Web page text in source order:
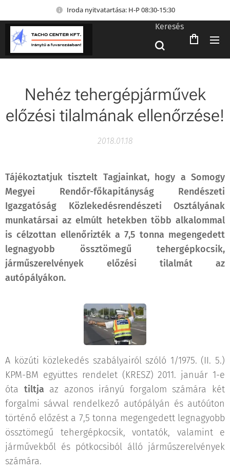
Iroda nyitvatartása: H-P 08:30-15:30
Keresés
Nehéz tehergépjárművek
előzési tilalmának ellenőrzése!
2018.01.18
Tájékoztatjuk tisztelt Tagjainkat, hogy a Somogy
Megyei Rendőr-főkapitányság Rendészeti
Igazgatóság Közlekedésrendészeti Osztályának
munkatársai az elmúlt hetekben több alkalommal
is célzottan ellenőrizték a 7,5 tonna megengedett
legnagyobb össztömegű tehergépkocsik,
járműszerelvények előzési tilalmát az
autópályákon.
A közúti közlekedés szabályairól szóló 1/1975. (II. 5.)
KPM-BM együttes rendelet (KRESZ) 2011. január 1-e
óta tiltja az azonos irányú forgalom számára két
forgalmi sávval rendelkező autópályán és autóúton
történő előzést a 7,5 tonna megengedett legnagyobb
össztömegű tehergépkocsik, vontatók, valamint e
járművekből és pótkocsiból álló járműszerelvények
számára.